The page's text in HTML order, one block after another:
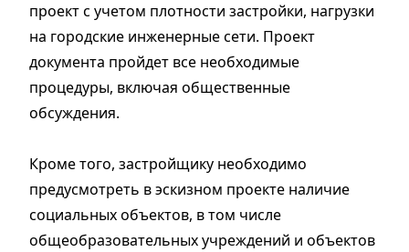
проект с учетом плотности застройки, нагрузки
на городские инженерные сети. Проект
документа пройдет все необходимые
процедуры, включая общественные
обсуждения.
Кроме того, застройщику необходимо
предусмотреть в эскизном проекте наличие
социальных объектов, в том числе
общеобразовательных учреждений и объектов